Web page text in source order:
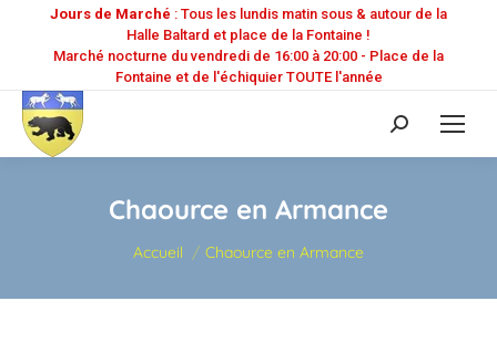
Jours de Marché : Tous les lundis matin sous & autour de la
Halle Baltard et place de la Fontaine !
Marché nocturne du vendredi de 16:00 à 20:00 - Place de la
Fontaine et de l'échiquier TOUTE l'année
Recherche
:
Chaource en Armance
Vous êtes ici :
Accueil Chaource en Armance